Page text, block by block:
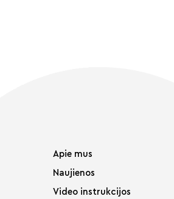
Apie mus
Naujienos
Video instrukcijos